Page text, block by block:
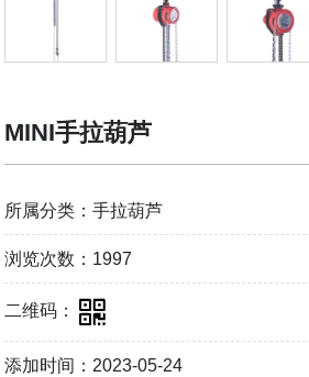
MINI手拉葫芦
所属分类：手拉葫芦
浏览次数：1997
二维码：
添加时间：2023-05-24